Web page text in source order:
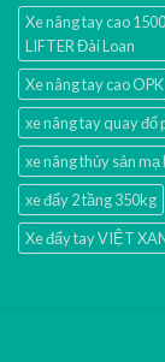
Xe nâng tay cao
LIFTER Đài Loan
Xe nâng tay cao OPK
xe nâng tay quay đổ
xe nâng thủy sản mạ
xe đẩy 2 tầng 350kg
Xe đẩy tay VIỆT